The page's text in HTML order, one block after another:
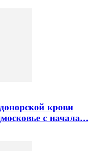
крови
с начала…